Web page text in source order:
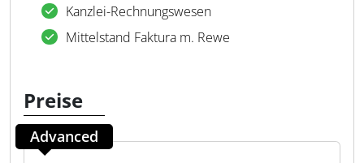
Kanzlei-Rechnungswesen
Mittelstand Faktura m. Rewe
Preise
Advanced